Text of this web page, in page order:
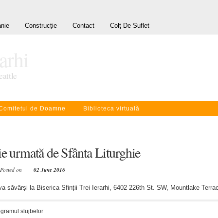
Construcție Contact Colț De Suflet
de Doamne Biblioteca virtuală
urmată de Sfânta Liturghie
on 02 June 2016
săvârși la Biserica Sfinții Trei Ierarhi, 6402 226th St. SW, Mountlake
slujbelor